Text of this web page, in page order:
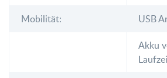
Mobilität: USB
Akku